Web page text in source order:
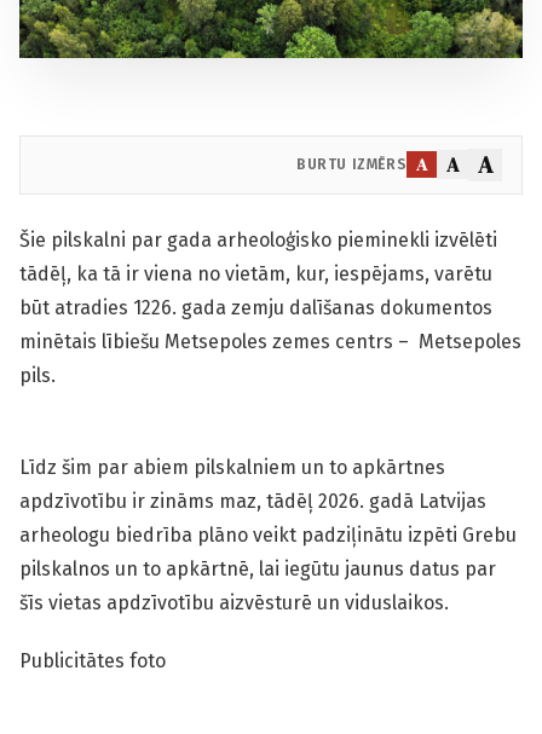
BURTU IZMĒRS A A A
Šie pilskalni par gada arheoloģisko pieminekli izvēlēti
tādēļ, ka tā ir viena no vietām, kur, iespējams, varētu
būt atradies 1226. gada zemju dalīšanas dokumentos
minētais lībiešu Metsepoles zemes centrs – Metsepoles
pils.
Līdz šim par abiem pilskalniem un to apkārtnes
apdzīvotību ir zināms maz, tādēļ 2026. gadā Latvijas
arheologu biedrība plāno veikt padziļinātu izpēti Grebu
pilskalnos un to apkārtnē, lai iegūtu jaunus datus par
šīs vietas apdzīvotību aizvēsturē un viduslaikos.
Publicitātes foto